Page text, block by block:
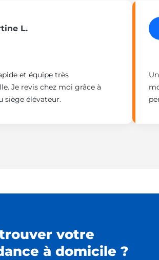
L.
et équipe très
Je revis chez moi grâce à
siège élévateur.
votre
à domicile ?